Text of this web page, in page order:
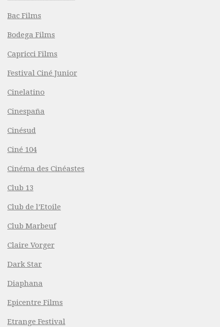
Bac Films
Bodega Films
Capricci Films
Festival Ciné Junior
Cinelatino
Cinespaña
Cinésud
Ciné 104
Cinéma des Cinéastes
Club 13
Club de l’Etoile
Club Marbeuf
Claire Vorger
Dark Star
Diaphana
Epicentre Films
Etrange Festival